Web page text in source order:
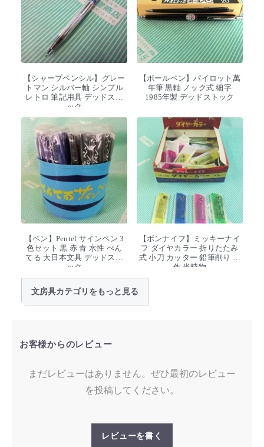
【シャープペンシル】グレー
トマン シルバー軸 シンプル
レトロ 筆記用具 デッドスト
ック
【ボールペン】パイロット萬
年筆 黒軸 ノック式 細字
1985年製 デッドストック
【ペン】Pentel サインペン 3
色セット 黒 赤 青 水性 ぺん
てる 大日本文具 デッドスト
ック
【ボンナイフ】ミッキーナイ
フ ダイヤカラー 折りたたみ
式 小刀 カッター 鉛筆削り 工
作 当時物
文房具カテゴリをもっと見る
お客様からのレビュー
まだレビューはありません。ぜひ最初のレビュー
を投稿してください。
レビューを書く